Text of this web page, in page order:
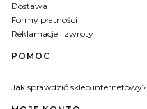
Dostawa
Formy płatności
Reklamacje i zwroty
POMOC
Jak sprawdzić sklep internetowy?